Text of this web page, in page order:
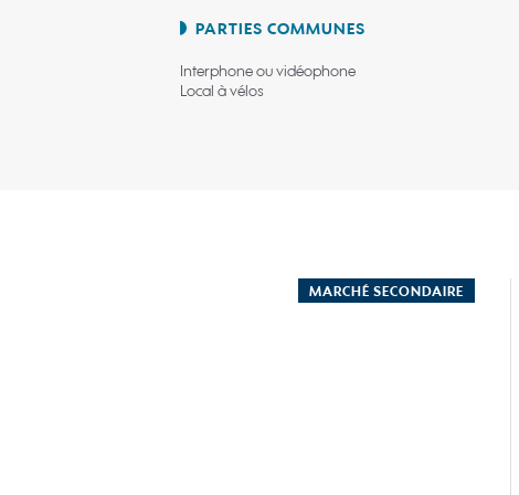
PARTIES COMMUNES
Interphone ou vidéophone
Local à vélos
MARCHÉ SECONDAIRE